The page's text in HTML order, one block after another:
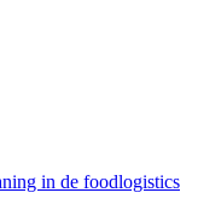
in de foodlogistics